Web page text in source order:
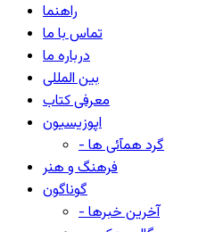
راهنما
تماس با ما
درباره ما
بین المللی
معرفی کتاب
اپوزیسیون
- گرد همآئی ها
فرهنگ و هنر
گوناگون
- آخرین خبرها